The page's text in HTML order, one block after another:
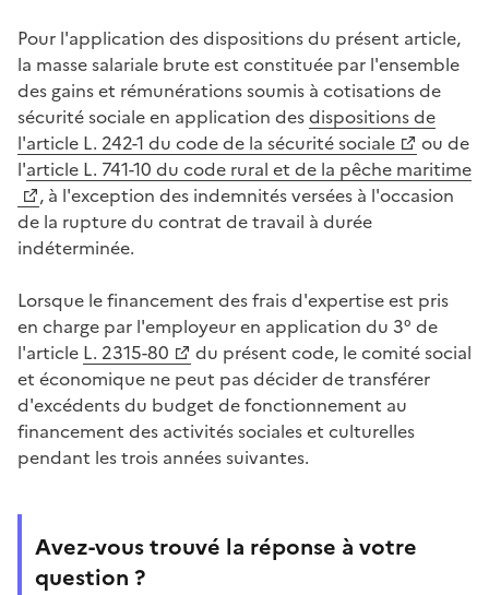
Pour l'application des dispositions du présent article,
la masse salariale brute est constituée par l'ensemble
des gains et rémunérations soumis à cotisations de
sécurité sociale en application desdispositions de
l'article L. 242-1 du code de la sécurité sociale
ou de
l'article L. 741-10 du code rural et de la pêche maritime
, à l'exception des indemnités versées à l'occasion
de la rupture du contrat de travail à durée
indéterminée.
Lorsque le financement des frais d'expertise est pris
en charge par l'employeur en application du 3° de
l'article L. 2315-80
du présent code, le comité social
et économique ne peut pas décider de transférer
d'excédents du budget de fonctionnement au
financement des activités sociales et culturelles
pendant les trois années suivantes.
Avez-vous trouvé la réponse à votre
question ?